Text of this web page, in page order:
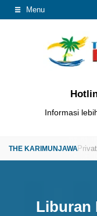
Menu
Informasi
Open Trip • Private Trip
Liburan